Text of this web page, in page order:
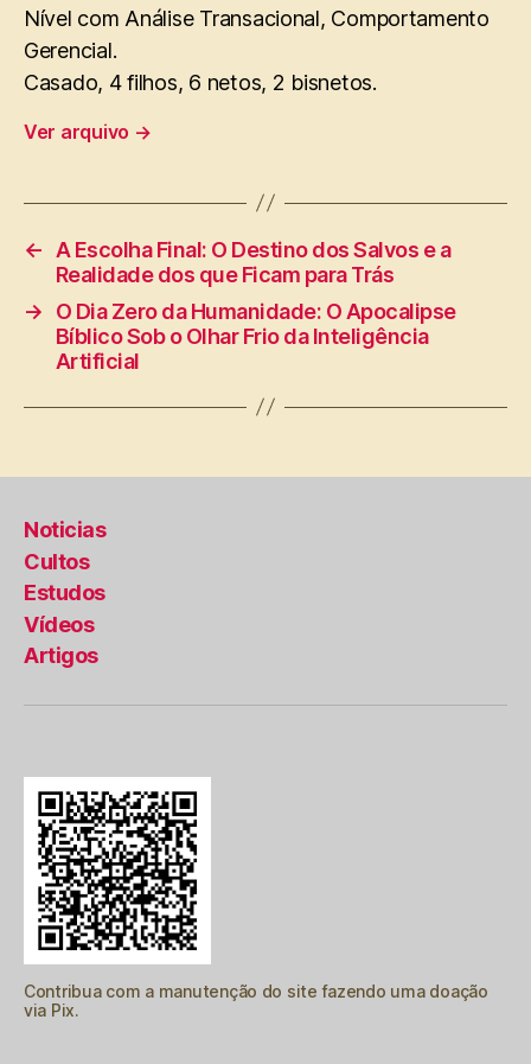
Nível com Análise Transacional, Comportamento
Gerencial.
Casado, 4 filhos, 6 netos, 2 bisnetos.
Ver arquivo →
←
A Escolha Final: O Destino dos Salvos e a
Realidade dos que Ficam para Trás
→
O Dia Zero da Humanidade: O Apocalipse
Bíblico Sob o Olhar Frio da Inteligência
Artificial
Noticias
Cultos
Estudos
Vídeos
Artigos
Contribua com a manutenção do site fazendo uma doação
via Pix.